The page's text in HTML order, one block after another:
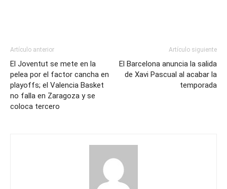
Artículo anterior
El Joventut se mete en la
pelea por el factor cancha en
playoffs; el Valencia Basket
no falla en Zaragoza y se
coloca tercero
Artículo siguiente
El Barcelona anuncia la salida
de Xavi Pascual al acabar la
temporada